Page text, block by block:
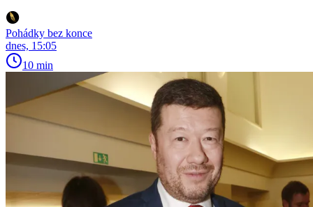
Pohádky bez konce
dnes, 15:05
10 min